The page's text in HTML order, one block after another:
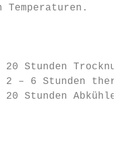
Temperaturen.